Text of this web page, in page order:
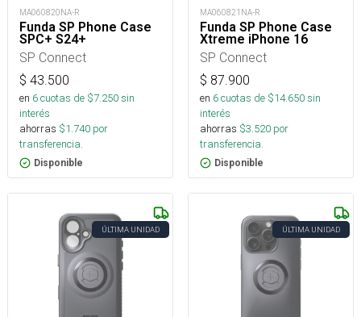
MA060820NA-R
Funda SP Phone Case
SPC+ S24+
SP Connect
$ 43.500
en 6cuotas de $7.250sin
interés
ahorras $1.740 por
transferencia.
Disponible
MA060821NA-R
Funda SP Phone Case
Xtreme iPhone 16
SP Connect
$ 87.900
en 6cuotas de $14.650sin
interés
ahorras $3.520 por
transferencia.
Disponible
ÚLTIMA UNIDAD ÚLTIMA UNIDAD